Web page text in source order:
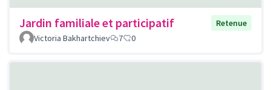
Jardin familiale et participatif
Retenue
Victoria Bakhartchiev
7 0